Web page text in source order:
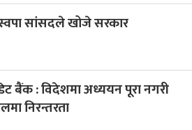
सांसदले खोजे सरकार
बैंक : विदेशमा अध्ययन पूरा नगरी
निरन्तरता